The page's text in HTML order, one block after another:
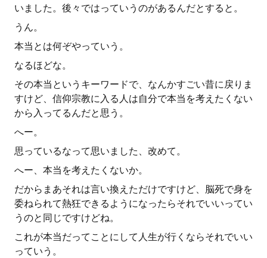
いました。後々ではっていうのがあるんだとすると。
うん。
本当とは何ぞやっていう。
なるほどな。
その本当というキーワードで、なんかすごい昔に戻りま
すけど、信仰宗教に入る人は自分で本当を考えたくない
から入ってるんだと思う。
へー。
思っているなって思いました、改めて。
へー、本当を考えたくないか。
だからまあそれは言い換えただけですけど、脳死で身を
委ねられて熱狂できるようになったらそれでいいってい
うのと同じですけどね。
これが本当だってことにして人生が行くならそれでいい
っていう。